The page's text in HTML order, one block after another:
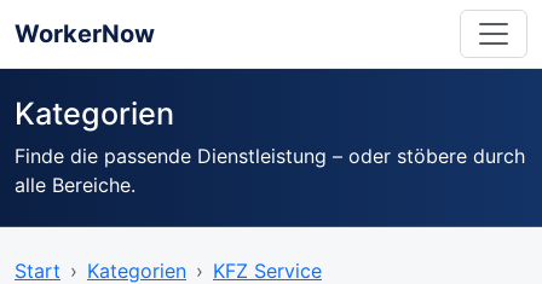
WorkerNow
Kategorien
Finde die passende Dienstleistung – oder stöbere durch
alle Bereiche.
Start Kategorien
KFZ Service